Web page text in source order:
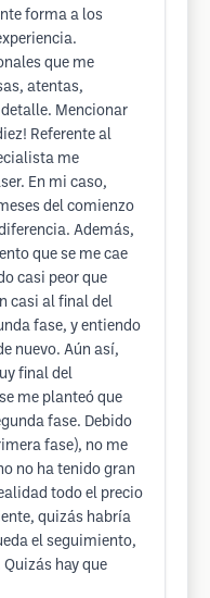
forma a los
que me
atentas,
Mencionar
Referente al
me
En mi caso,
del comienzo
Además,
que se me cae
casi peor que
casi al final del
fase, y entiendo
nuevo. Aún así,
final del
me planteó que
fase. Debido
fase), no me
no ha tenido gran
todo el precio
quizás habría
el seguimiento,
hay que